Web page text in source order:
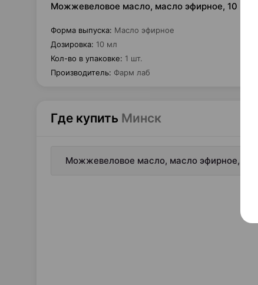
Можжевеловое масло, масло эфирное, 10 мл
Форма выпуска: Масло эфирное
Дозировка: 10 мл
Кол-во в упаковке: 1 шт.
Производитель: Фарм лаб
Где купить Минск
Можжевеловое масло, масло эфирное, 10